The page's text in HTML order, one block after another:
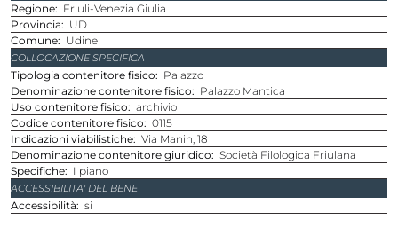
regione
Friuli-Venezia Giulia
provincia
UD
comune
Udine
COLLOCAZIONE SPECIFICA
Tipologia contenitore fisico
Palazzo
Denominazione contenitore fisico
Palazzo Mantica
Uso contenitore fisico
archivio
Codice contenitore fisico
0115
Indicazioni viabilistiche Via Manin, 18
Denominazione contenitore giuridico
Società Filologica Friulana
Specifiche
I piano
ACCESSIBILITA' DEL BENE
Accessibilità si